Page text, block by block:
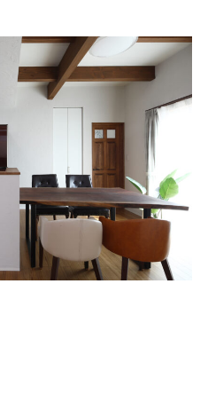
About
会社概要
企業理念・トップメッ
Contact
来場予約